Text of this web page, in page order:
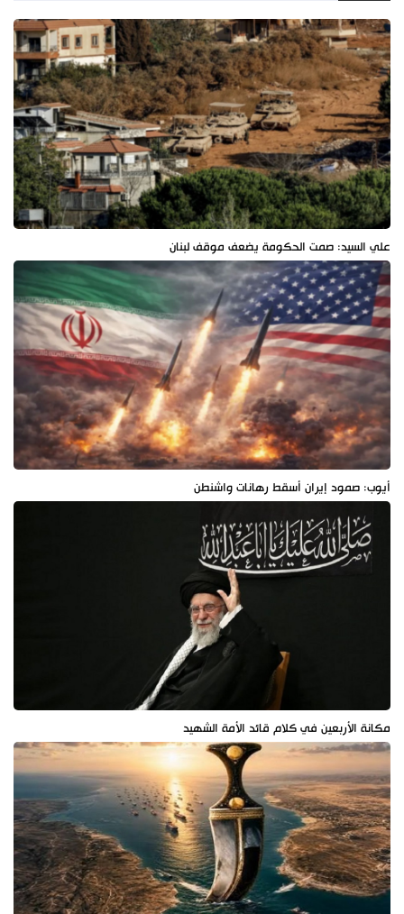
علي السيد: صمت الحكومة يضعف موقف لبنان
أيوب: صمود إيران أسقط رهانات واشنطن
مكانة الأربعين في كلام قائد الأمة الشهيد